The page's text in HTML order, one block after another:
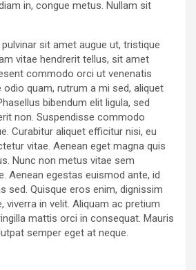
in, congue metus. Nullam sit
sit amet augue ut, tristique
vitae hendrerit tellus, sit amet
commodo orci ut venenatis
odio quam, rutrum a mi sed, aliquet
bibendum elit ligula, sed
non. Suspendisse commodo
Curabitur aliquet efficitur nisi, eu
vitae. Aenean eget magna quis
Nunc non metus vitae sem
Aenean egestas euismod ante, id
sed. Quisque eros enim, dignissim
viverra in velit. Aliquam ac pretium
mattis orci in consequat. Mauris
semper eget at neque.